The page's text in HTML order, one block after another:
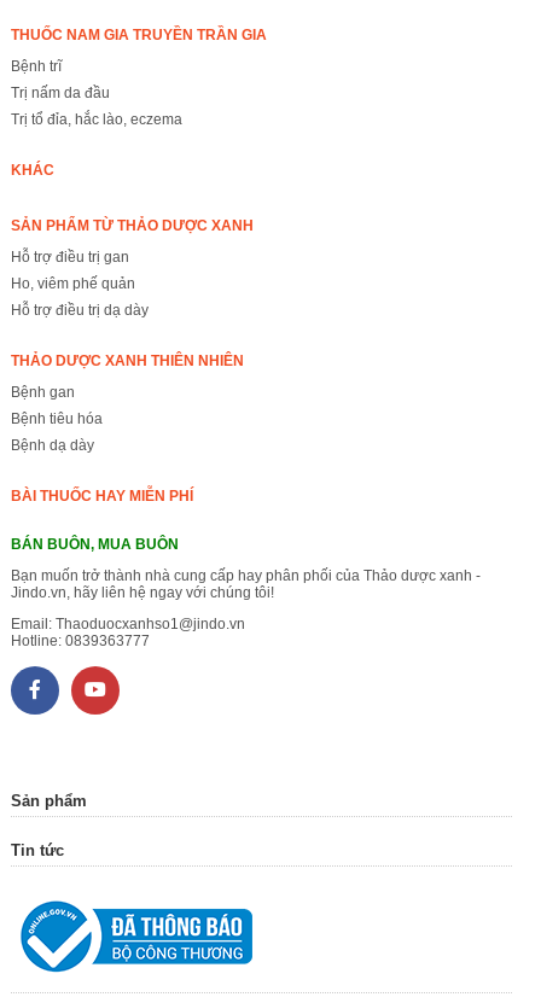
THUỐC NAM GIA TRUYỀN TRẦN GIA
Bệnh trĩ
Trị nấm da đầu
Trị tổ đỉa, hắc lào, eczema
KHÁC
SẢN PHẨM TỪ THẢO DƯỢC XANH
Hỗ trợ điều trị gan
Ho, viêm phế quản
Hỗ trợ điều trị dạ dày
THẢO DƯỢC XANH THIÊN NHIÊN
Bệnh gan
Bệnh tiêu hóa
Bệnh dạ dày
BÀI THUỐC HAY MIỄN PHÍ
BÁN BUÔN, MUA BUÔN
Bạn muốn trở thành nhà cung cấp hay phân phối của Thảo dược xanh -
Jindo.vn, hãy liên hệ ngay với chúng tôi!
Email: Thaoduocxanhso1@jindo.vn
Hotline: 0839363777
Sản phẩm
Tin tức